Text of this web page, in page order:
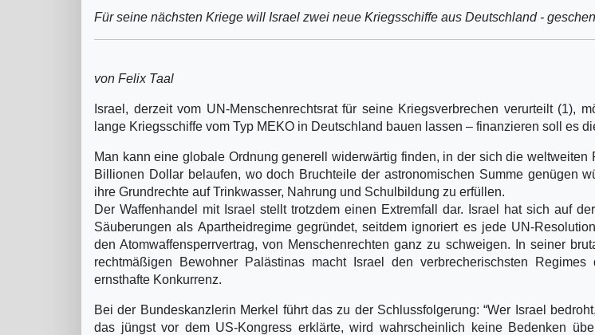
Für seine nächsten Kriege will Israel zwei neue Kriegsschiffe aus Deutschland -
von Felix Taal
Israel, derzeit vom UN-Menschenrechtsrat für seine Kriegsverbrechen verurteilt (1),
lange Kriegsschiffe vom Typ MEKO in Deutschland bauen lassen – finanzieren soll es
Man kann eine globale Ordnung generell widerwärtig finden, in der sich die weltweiten
Billionen Dollar belaufen, wo doch Bruchteile der astronomischen Summe genügen
ihre Grundrechte auf Trinkwasser, Nahrung und Schulbildung zu erfüllen.
Der Waffenhandel mit Israel stellt trotzdem einen Extremfall dar. Israel hat sich auf
Säuberungen als Apartheidregime gegründet, seitdem ignoriert es jede UN-
den Atomwaffensperrvertrag, von Menschenrechten ganz zu schweigen. In seiner
rechtmäßigen Bewohner Palästinas macht Israel den verbrecherischsten Regimes
ernsthafte Konkurrenz.
Bei der Bundeskanzlerin Merkel führt das zu der Schlussfolgerung: “Wer Israel
das jüngst vor dem US-Kongress erklärte, wird wahrscheinlich keine Bedenken